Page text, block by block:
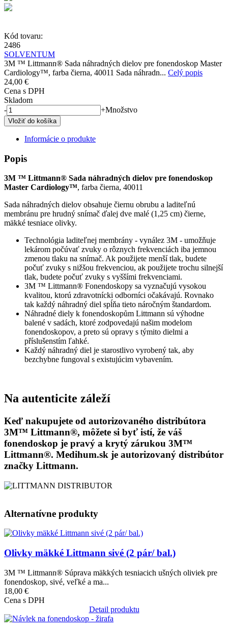
Kód tovaru:
2486
SOLVENTUM
3M ™ Littmann® Sada náhradných dielov pre fonendoskop Master
Cardiology™, farba čierna, 40011 Sada náhradn... Celý popis
24,00 €
Cena s DPH
Skladom
-
+Množstvo
Informácie o produkte
Popis
3M ™ Littmann® Sada náhradných dielov pre fonendoskop
Master Cardiology™, farba čierna, 40011
Sada náhradných dielov obsahuje čiernu obrubu a laditeľnú
membránu pre hrudný snímač ďalej dve malé (1,25 cm) čierne,
mäkké tesniace olivky.
Technológia laditeľnej membrány - vynález 3M - umožňuje
lekárom počúvať zvuky o rôznych frekvenciách iba jemnou
zmenou tlaku na snímač. Ak použijete menší tlak, budete
počuť zvuky s nižšou frekvenciou, ak použijete trochu silnejší
tlak, budete počuť zvuky s vyššími frekvenciami.
3M ™ Littmann® Fonendoskopy sa vyznačujú vysokou
kvalitou, ktorú zdravotnícki odborníci očakávajú. Rovnako
tak každý náhradný diel spĺňa tieto náročným štandardom.
Náhradné diely k fonendoskopům Littmann sú výhodne
balené v sadách, ktoré zodpovedajú našim modelom
fonendoskopov, a preto sú opravy s týmito dielmi a
příslušenstím ľahké.
Každý náhradný diel je starostlivo vyrobený tak, aby
bezchybne fungoval s existujúcim vybavením.
Na autenticite záleží
Keď nakupujete od autorizovaného distribútora
3M™ Littmann®, môžete si byť istí, že váš
fonendoskop je pravý a krytý zárukou 3M™
Littmann®. Medihum.sk je autorizovaný distribútor
značky Littmann.
Alternatívne produkty
Obrázok
Olivky mäkké Littmann sivé (2 pár/ bal.)
3M ™ Littmann® Súprava mäkkých tesniacich ušných oliviek pre
fonendoskop, sivé, veľké a ma...
18,00 €
Cena s DPH
Detail produktu
Obrázok